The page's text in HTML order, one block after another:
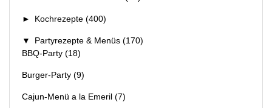
► Kochrezepte (400)
▼ Partyrezepte & Menüs (170)
BBQ-Party (18)
Burger-Party (9)
Cajun-Menü a la Emeril (7)